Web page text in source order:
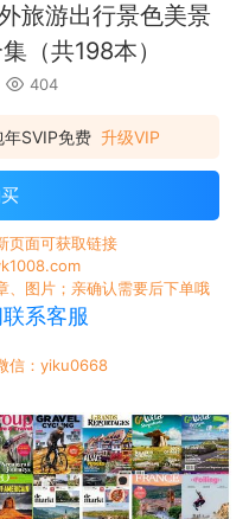
旅游出行景色美景
（共198本）
404
SVIP免费 升级VIP
页面可获取链接
、图片；亲确认需要后下单哦
系客服
信：yiku0668